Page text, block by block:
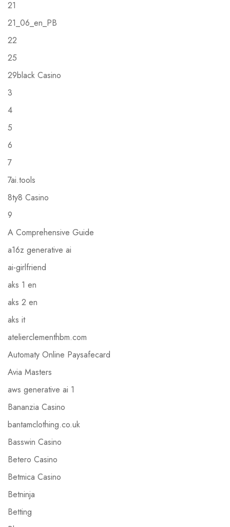
21
21_06_en_PB
22
25
29black Casino
3
4
5
6
7
7ai.tools
8ty8 Casino
9
A Comprehensive Guide
a16z generative ai
ai-girlfriend
aks 1 en
aks 2 en
aks it
atelierclementhbm.com
Automaty Online Paysafecard
Avia Masters
aws generative ai 1
Bananzia Casino
bantamclothing.co.uk
Basswin Casino
Betero Casino
Betmica Casino
Betninja
Betting